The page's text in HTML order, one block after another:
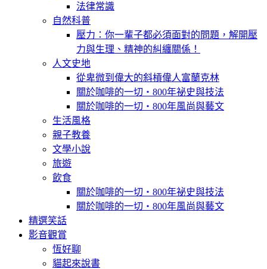
法律常識
自然科普
壓力：你一輩子都必須面對的問題，解開壓
力與生理、精神的糾纏關係！
人文史地
從卑微到偉大的斜槓偉人富蘭克林
關於咖啡的一切‧800年祕史與技法
關於咖啡的一切‧800年風尚與藝文
生活風格
親子教養
文學小說
旅遊
飲食
關於咖啡的一切‧800年祕史與技法
關於咖啡的一切‧800年風尚與藝文
精選笑話
影音觀賞
恆好聊
貓起來說書